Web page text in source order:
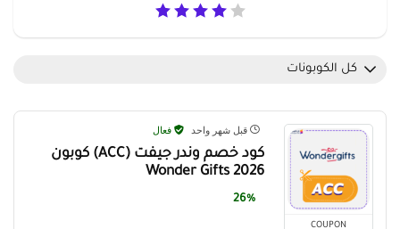
كل الكوبونات
COUPON
قبل شهر واحد فعال
كود خصم وندر جيفت (ACC) كوبون
Wonder Gifts 2026
26%